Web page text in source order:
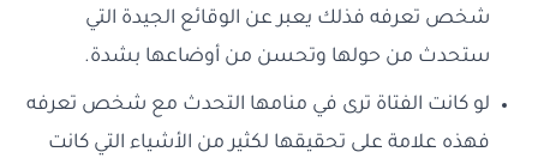
شخص تعرفه فذلك يعبر عن الوقائع الجيدة التي
ستحدث من حولها وتحسن من أوضاعها بشدة.
لو كانت الفتاة ترى في منامها التحدث مع شخص تعرفه
فهذه علامة على تحقيقها لكثير من الأشياء التي كانت